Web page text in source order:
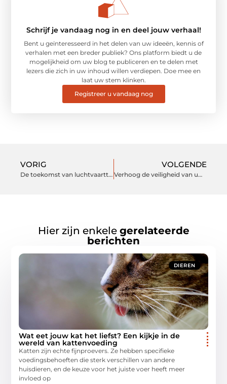
Schrijf je vandaag nog in en deel jouw verhaal!
Bent u geïnteresseerd in het delen van uw ideeën, kennis of
verhalen met een breder publiek? Ons platform biedt u de
mogelijkheid om uw blog te publiceren en te delen met
lezers die zich in uw inhoud willen verdiepen. Doe mee en
laat uw stem klinken.
Registreer u vandaag nog
VORIG
De toekomst van luchtvaarttracking: waarom vliegtuigen volgen steeds belangrijker wordt
VOLGENDE
Verhoog de veiligheid van uw bedrijfspand met brandwerend coaten
Hier zijn enkele gerelateerde
berichten
DIEREN
Wat eet jouw kat het liefst? Een kijkje in de
wereld van kattenvoeding
Katten zijn echte fijnproevers. Ze hebben specifieke
voedingsbehoeften die sterk verschillen van andere
huisdieren, en de keuze voor het juiste voer heeft meer
invloed op